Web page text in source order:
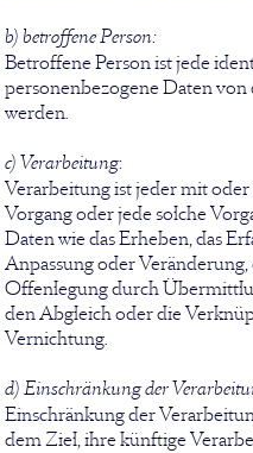
b) betroffene Person:
Betroffene Person ist jede
personenbezogene Daten
werden.
c) Verarbeitung:
Verarbeitung ist jeder mit
Vorgang oder jede solche
Daten wie das Erheben, das
Anpassung oder
Offenlegung durch
den Abgleich oder die
Vernichtung.
d) Einschränkung der
Einschränkung der
dem Ziel, ihre künftige